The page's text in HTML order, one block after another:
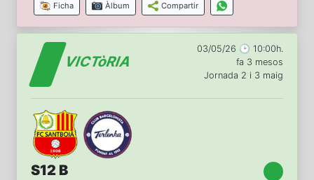
Ficha Àlbum Compartir
VICTòRIA
03/05/26 🕑 10:00h.
fa 3 mesos
Jornada 2 i 3 maig
S12 B